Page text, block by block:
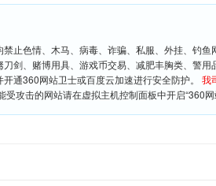
止色情、木马、病毒、诈骗、私服、外挂、钓
剑、赌博用具、游戏币交易、减肥丰胸类、警
开通360网站卫士或百度云加速进行安全防护。 我
受攻击的网站请在虚拟主机控制面板中开启“360